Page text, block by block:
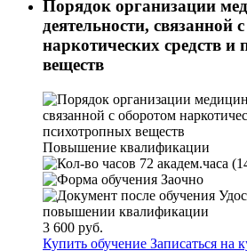
Порядок организации
деятельности, связанной
наркотических средств и
веществ
Повышение квалификации
72 академ.часа
Заочно
повышении квалификации
3 600 руб.
Купить обучение Записаться на